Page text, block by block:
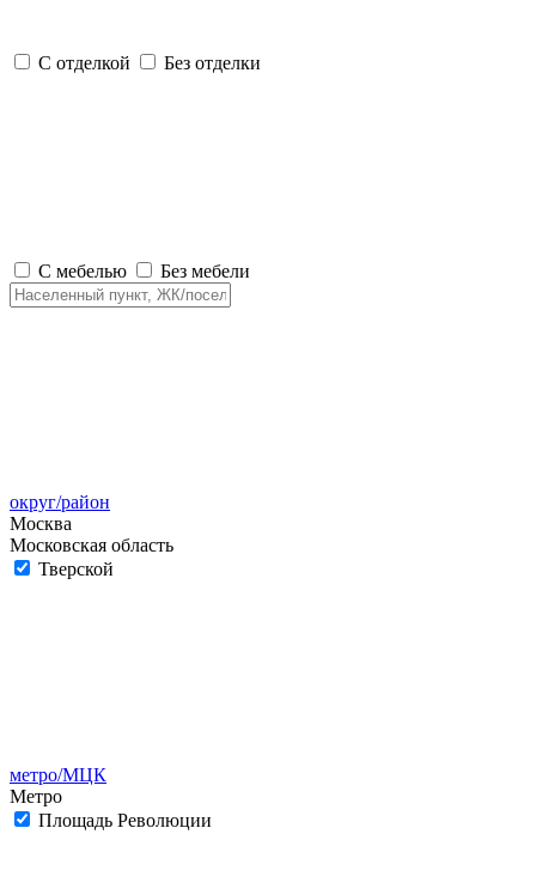
С отделкой Без отделки
С мебелью Без мебели
округ/район
Москва
Московская область
Тверской
метро/МЦК
Метро
Площадь Революции